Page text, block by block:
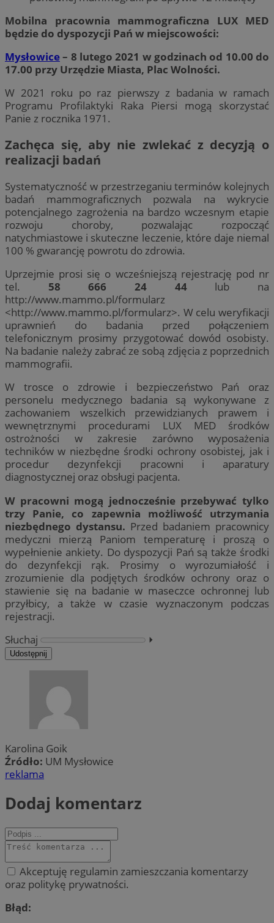
Mobilna pracownia mammograficzna LUX MED
będzie do dyspozycji Pań w miejscowości:
Mysłowice– 8 lutego 2021 w godzinach od 10.00 do
17.00 przy Urzędzie Miasta, Plac Wolności.
W 2021 roku po raz pierwszy z badania w ramach
Programu Profilaktyki Raka Piersi mogą skorzystać
Panie z rocznika 1971.
Zachęca się, aby nie zwlekać z decyzją o
realizacji badań
Systematyczność w przestrzeganiu terminów kolejnych
badań mammograficznych pozwala na wykrycie
potencjalnego zagrożenia na bardzo wczesnym etapie
rozwoju choroby, pozwalając rozpocząć
natychmiastowe i skuteczne leczenie, które daje niemal
100 % gwarancję powrotu do zdrowia.
Uprzejmie prosi się o wcześniejszą rejestrację pod nr
tel. 58 666 24 44lub na
http://www.mammo.pl/formularz
<http://www.mammo.pl/formularz>. W celu weryfikacji
uprawnień do badania przed połączeniem
telefonicznym prosimy przygotować dowód osobisty.
Na badanie należy zabrać ze sobą zdjęcia z poprzednich
mammografii.
W trosce o zdrowie i bezpieczeństwo Pań oraz
personelu medycznego badania są wykonywane z
zachowaniem wszelkich przewidzianych prawem i
wewnętrznymi procedurami LUX MED środków
ostrożności w zakresie zarówno wyposażenia
techników w niezbędne środki ochrony osobistej, jak i
procedur dezynfekcji pracowni i aparatury
diagnostycznej oraz obsługi pacjenta.
W pracowni mogą jednocześnie przebywać tylko
trzy Panie, co zapewnia możliwość utrzymania
niezbędnego dystansu. Przed badaniem pracownicy
medyczni mierzą Paniom temperaturę i proszą o
wypełnienie ankiety. Do dyspozycji Pań są także środki
do dezynfekcji rąk. Prosimy o wyrozumiałość i
zrozumienie dla podjętych środków ochrony oraz o
stawienie się na badanie w maseczce ochronnej lub
przyłbicy, a także w czasie wyznaczonym podczas
rejestracji.
Słuchaj
⏵︎
Udostępnij
Karolina Goik
Źródło: UM Mysłowice
reklama
Dodaj komentarz
Akceptuję regulamin zamieszczania komentarzy
oraz politykę prywatności.
Błąd: